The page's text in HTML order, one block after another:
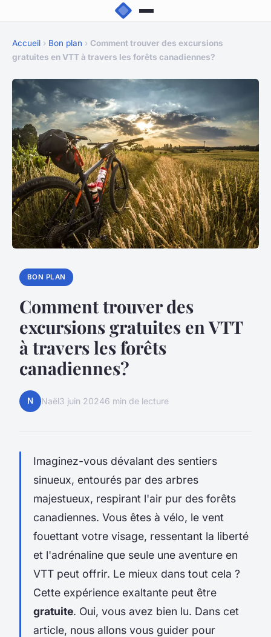
Accueil › Bon plan › Comment trouver des excursions
gratuites en VTT à travers les forêts canadiennes?
BON PLAN
Comment trouver des
excursions gratuites en VTT
à travers les forêts
canadiennes?
N Naël3 juin 20246 min de lecture
Imaginez-vous dévalant des sentiers
sinueux, entourés par des arbres
majestueux, respirant l'air pur des forêts
canadiennes. Vous êtes à vélo, le vent
fouettant votre visage, ressentant la liberté
et l'adrénaline que seule une aventure en
VTT peut offrir. Le mieux dans tout cela ?
Cette expérience exaltante peut être
gratuite. Oui, vous avez bien lu. Dans cet
article, nous allons vous guider pour